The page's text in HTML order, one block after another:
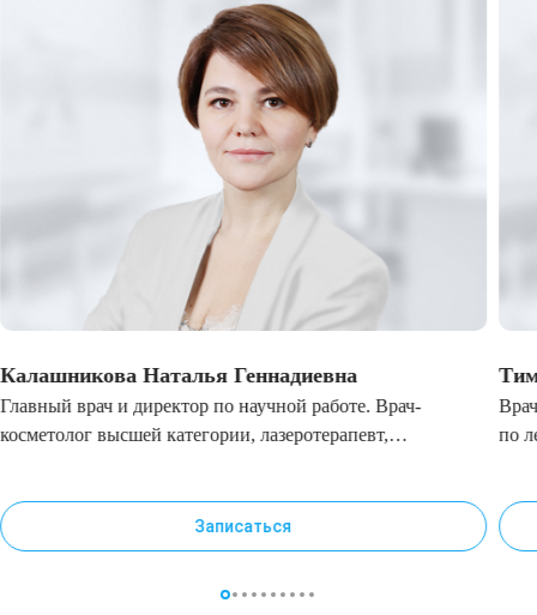
Калашникова Наталья Геннадиевна
Главный врач и директор по научной работе. Врач-
косметолог высшей категории, лазеротерапевт,
Записаться
по